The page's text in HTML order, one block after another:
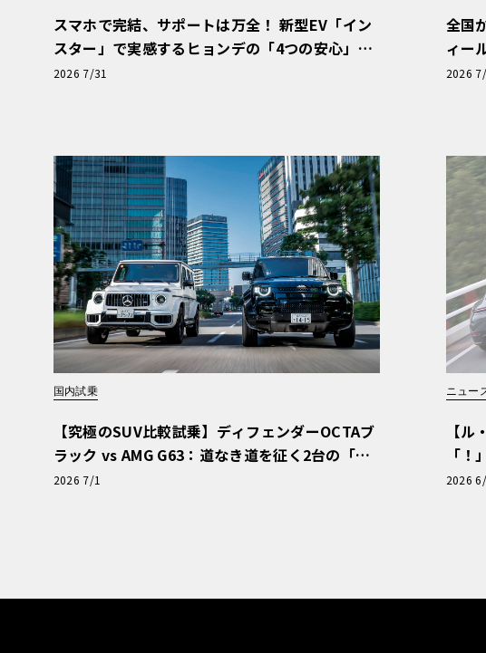
スマホで完結、サポートは万全！ 新型EV「イン
スター」で実感するヒョンデの「4つの安心」
【第1回・ヒョンデ6つの疑問：Why? Hyunda
2026 7/31
全国
ィー
と、
2026
国内試乗
【究極のSUV比較試乗】ディフェンダーOCTAブ
ラック vs AMG G63：道なき道を征く2台の「対
極的アプローチ」
2026 7/1
ニュー
【
「
「輸
2026